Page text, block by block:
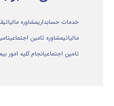
خدمات حسابداریمشاوره مالیاتی
مالياتيمشاوره تامین اجتماعی
تامین اجتماعیانجام کلیه امور